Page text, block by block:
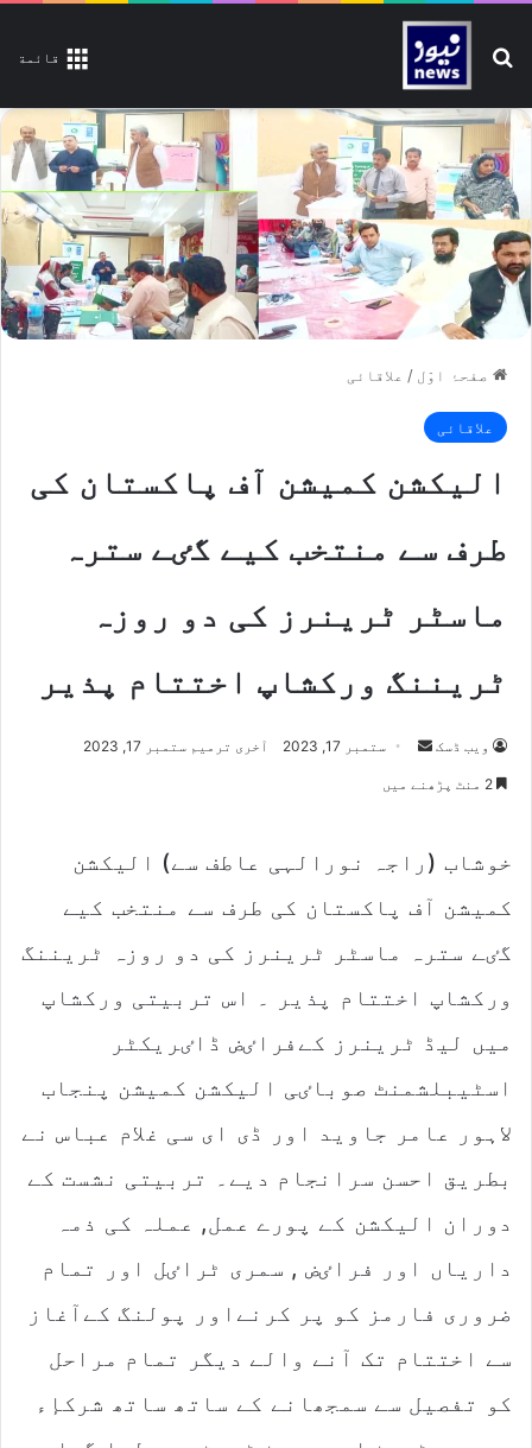
قائمة تلاش کیجیے
صفحۂ اوّل / علاقائی
علاقائی
الیکشن کمیشن آف پاکستان کی
طرف سے منتخب کیے گٸے سترہ
ماسٹر ٹرینرز کی دو روزہ
ٹریننگ ورکشاپ اختتام پذیر
ویب ڈسک
e
i
ستمبر 17, 2023 آخری ترمیم ستمبر 17, 2023
خوشاب (راجہ نورالہی عاطف سے) الیکشن
کمیشن آف پاکستان کی طرف سے منتخب کیے
گٸے سترہ ماسٹر ٹرینرز کی دو روزہ ٹریننگ
ورکشاپ اختتام پذیر ۔ اس تربیتی ورکشاپ
میں لیڈ ٹرینرز کےفراٸض ڈاٸریکٹر
اسٹیبلشمنٹ صوباٸی الیکشن کمیشن پنجاب
لاہور عامر جاوید اور ڈی ای سی غلام عباس نے
بطریق احسن سرانجام دیے۔ تربیتی نشست کے
دوران الیکشن کے پورے عمل, عملہ کی ذمہ
داریاں اور فراٸض , سمری ٹراٸل اور تمام
ضروری فارمز کو پر کرنےاور پولنگ کےآغاز
سے اختتام تک آنے والے دیگر تمام مراحل
کو تفصیل سے سمجھانے کے ساتھ ساتھ شرکإء